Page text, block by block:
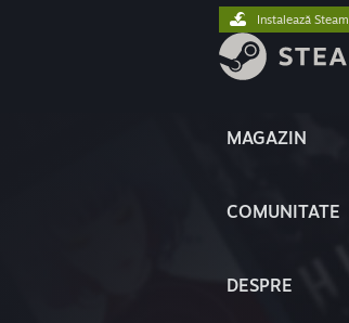
MAGAZIN
COMUNITATE
DESPRE
Instalează Steam